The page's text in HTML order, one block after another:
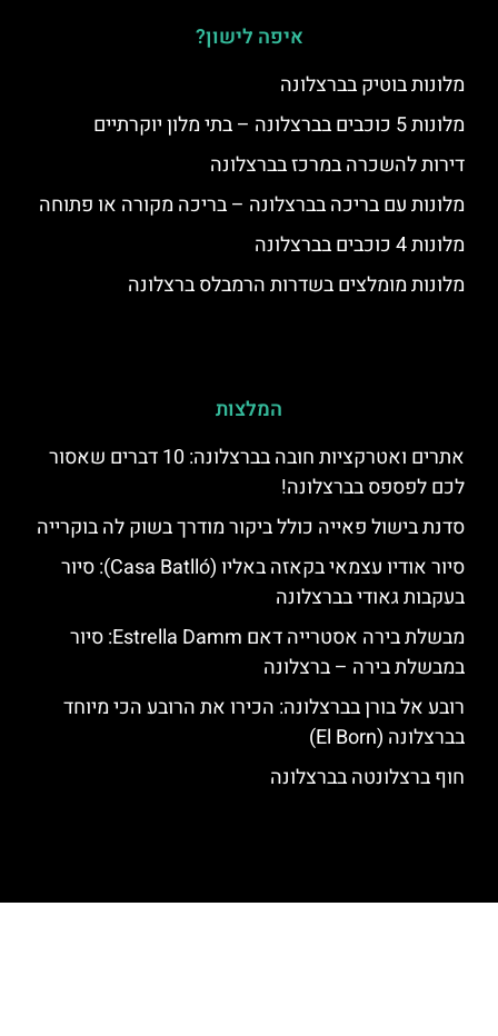
איפה לישון?
מלונות בוטיק בברצלונה
מלונות 5 כוכבים בברצלונה – בתי מלון יוקרתיים
דירות להשכרה במרכז בברצלונה
מלונות עם בריכה בברצלונה – בריכה מקורה או פתוחה
מלונות 4 כוכבים בברצלונה
מלונות מומלצים בשדרות הרמבלס ברצלונה
המלצות
אתרים ואטרקציות חובה בברצלונה: 10 דברים שאסור
לכם לפספס בברצלונה!
סדנת בישול פאייה כולל ביקור מודרך בשוק לה בוקרייה
סיור אודיו עצמאי בקאזה באליו (Casa Batlló): סיור
בעקבות גאודי בברצלונה
מבשלת בירה אסטרייה דאם Estrella Damm: סיור
במבשלת בירה – ברצלונה
רובע אל בורן בברצלונה: הכירו את הרובע הכי מיוחד
בברצלונה (El Born)
חוף ברצלונטה בברצלונה